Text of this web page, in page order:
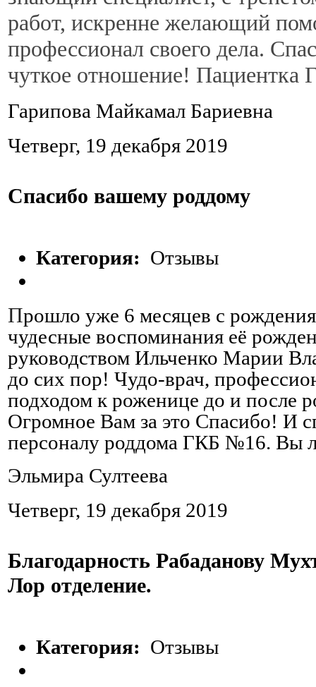
работ, искренне желающий
профессионал своего дела.
чуткое отношение! Пациентка
Гарипова Майкамал Бариевна
Четверг, 19 декабря 2019
Спасибо вашему роддому
Категория: Отзывы
Прошло уже 6 месяцев с
чудесные воспоминания её
руководством Ильченко Марии
до сих пор! Чудо-врач,
подходом к роженице до и после
Огромное Вам за это Спасибо! И
персоналу роддома ГКБ №16. Вы
Эльмира Султеева
Четверг, 19 декабря 2019
Благодарность Рабаданову
Лор отделение.
Категория: Отзывы